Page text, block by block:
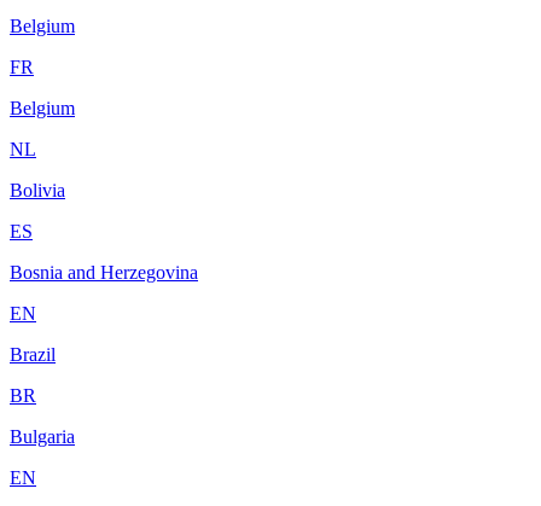
Belgium
FR
Belgium
NL
Bolivia
ES
Bosnia and Herzegovina
EN
Brazil
BR
Bulgaria
EN